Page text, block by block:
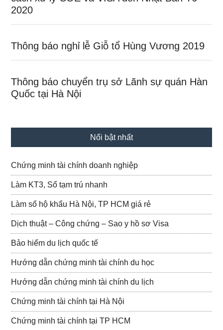
2020
Thông báo nghỉ lễ Giỗ tổ Hùng Vương 2019
Thông báo chuyển trụ sở Lãnh sự quán Hàn
Quốc tại Hà Nội
Nổi bật nhất
Chứng minh tài chính doanh nghiệp
Làm KT3, Sổ tạm trú nhanh
Làm sổ hộ khẩu Hà Nội, TP HCM giá rẻ
Dịch thuật – Công chứng – Sao y hồ sơ Visa
Bảo hiểm du lịch quốc tế
Hướng dẫn chứng minh tài chính du học
Hướng dẫn chứng minh tài chính du lịch
Chứng minh tài chính tại Hà Nội
Chứng minh tài chính tại TP HCM